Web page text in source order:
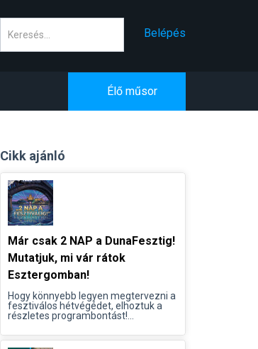
Belépés
Élő műsor
Cikk ajánló
Már csak 2 NAP a DunaFesztig!
Mutatjuk, mi vár rátok
Esztergomban!
Hogy könnyebb legyen megtervezni a
fesztiválos hétvégédet, elhoztuk a
részletes programbontást!...